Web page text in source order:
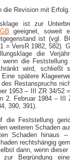
die Revision mit Erfolg.
ist zur
geeignet, soweit
ist (vgl.
= VersR 1982, 582).
die
die
wird, schließt
spätere
Restanspruchs
1953 – III ZR 34/52
2. Februar 1984 – III
390, 391).
die Feststellung
weiteren Schaden
Schaden hinaus
rechtshängig
dann, wenn
Begründung